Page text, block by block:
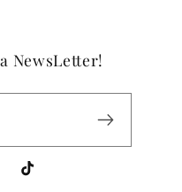
NewsLetter!
TikTok